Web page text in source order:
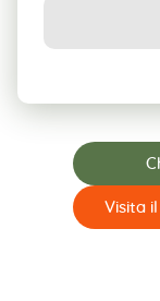
Visita